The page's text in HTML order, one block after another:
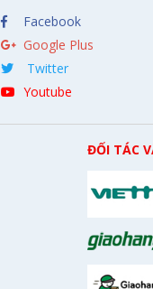
Facebook
Google Plus
Twitter
Youtube
ĐỐI TÁC